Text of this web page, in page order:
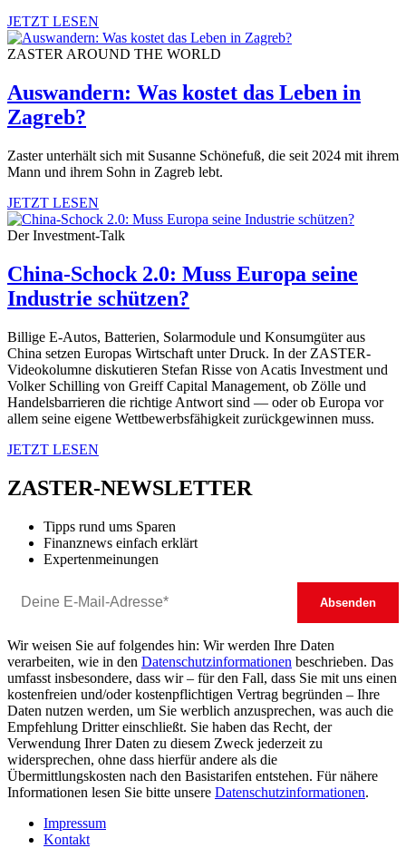
JETZT LESEN
ZASTER AROUND THE WORLD
Auswandern: Was kostet das Leben in
Zagreb?
Zaster unterhält sich mit Susanne Schönefuß, die seit 2024 mit ihrem
Mann und ihrem Sohn in Zagreb lebt.
JETZT LESEN
Der Investment-Talk
China-Schock 2.0: Muss Europa seine
Industrie schützen?
Billige E-Autos, Batterien, Solarmodule und Konsumgüter aus
China setzen Europas Wirtschaft unter Druck. In der ZASTER-
Videokolumne diskutieren Stefan Risse von Acatis Investment und
Volker Schilling von Greiff Capital Management, ob Zölle und
Handelsbarrieren die richtige Antwort sind — oder ob Europa vor
allem seine eigene Wettbewerbsfähigkeit zurückgewinnen muss.
JETZT LESEN
ZASTER-NEWSLETTER
Tipps rund ums Sparen
Finanznews einfach erklärt
Expertenmeinungen
Wir weisen Sie auf folgendes hin: Wir werden Ihre Daten
verarbeiten, wie in den Datenschutzinformationen beschrieben. Das
umfasst insbesondere, dass wir – für den Fall, dass Sie mit uns einen
kostenfreien und/oder kostenpflichtigen Vertrag begründen – Ihre
Daten nutzen werden, um Sie werblich anzusprechen, was auch die
Empfehlung Dritter einschließt. Sie haben das Recht, der
Verwendung Ihrer Daten zu diesem Zweck jederzeit zu
widersprechen, ohne dass hierfür andere als die
Übermittlungskosten nach den Basistarifen entstehen. Für nähere
Informationen lesen Sie bitte unsere Datenschutzinformationen.
Impressum
Kontakt